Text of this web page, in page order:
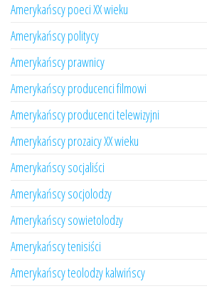
Amerykańscy poeci XX wieku
Amerykańscy politycy
Amerykańscy prawnicy
Amerykańscy producenci filmowi
Amerykańscy producenci telewizyjni
Amerykańscy prozaicy XX wieku
Amerykańscy socjaliści
Amerykańscy socjolodzy
Amerykańscy sowietolodzy
Amerykańscy tenisiści
Amerykańscy teolodzy kalwińscy